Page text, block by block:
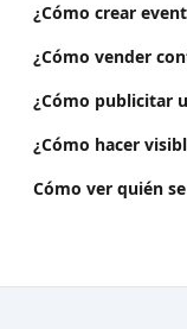
¿Cómo crear
¿Cómo vender